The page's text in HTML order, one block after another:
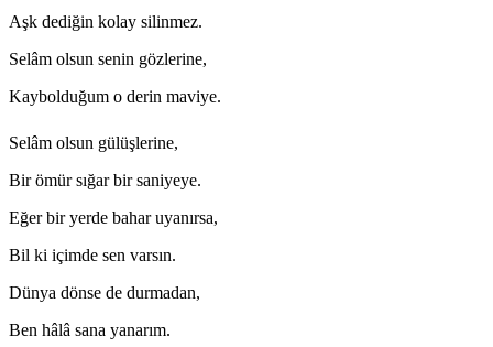
Aşk dediğin kolay silinmez.
Selâm olsun senin gözlerine,
Kaybolduğum o derin maviye.
Selâm olsun gülüşlerine,
Bir ömür sığar bir saniyeye.
Eğer bir yerde bahar uyanırsa,
Bil ki içimde sen varsın.
Dünya dönse de durmadan,
Ben hâlâ sana yanarım.